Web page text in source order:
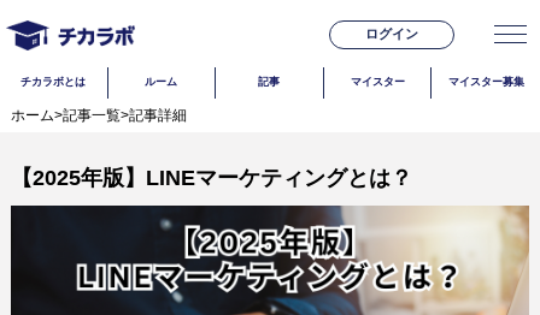
ログイン
チカラボとは ルーム 記事 マイスター マイスター募集
ホーム>記事一覧>記事詳細
【2025年版】LINEマーケティングとは？